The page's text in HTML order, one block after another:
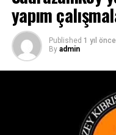
yapım
Published 1 yıl önce
By admin